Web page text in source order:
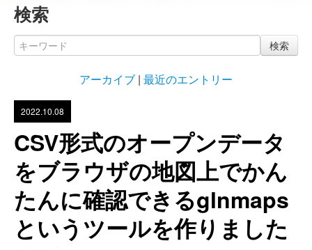
検索
検索
アーカイブ | 最近のエントリー
2022.10.08
CSV形式のオープンデータ
をブラウザの地図上でかん
たんに確認できるglnmaps
というツールを作りました